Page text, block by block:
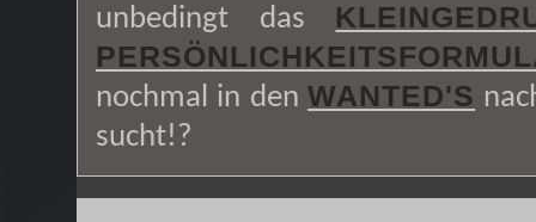
unbedingt das
nochmal in denWANTED'S
sucht!?